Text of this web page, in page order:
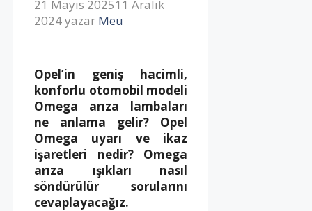
21 Mayıs 202511 Aralık
2024yazar Meu
Opel’in geniş hacimli,
konforlu otomobil modeli
Omega arıza lambaları
ne anlama gelir? Opel
Omega uyarı ve ikaz
işaretleri nedir? Omega
arıza ışıkları nasıl
söndürülür sorularını
cevaplayacağız.